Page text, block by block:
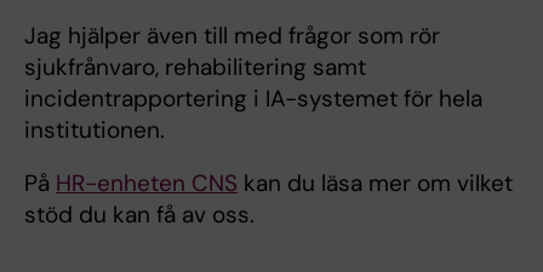
Jag hjälper även till med frågor som rör
sjukfrånvaro, rehabilitering samt
incidentrapportering i IA-systemet för hela
institutionen.
På HR-enheten CNS kan du läsa mer om vilket
stöd du kan få av oss.